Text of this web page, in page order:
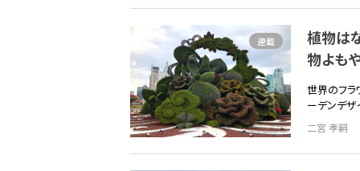
植物は
物よも
世界のフラ
ーデンデ
二宮 孝嗣
連載